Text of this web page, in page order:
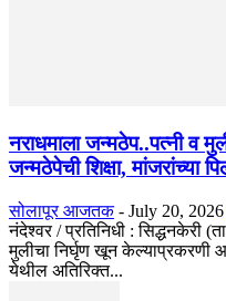
नराधमाला जन्मठेप..पत्नी व
जन्मठेपेची शिक्षा, मांजरांच्या
सोलापूर आजतक - July 20, 2026
नंदेश्वर / प्रतिनिधी : सिद्धनकेरी
मुलीचा निर्घृण खून केल्याप्रकरणी
येथील अतिरिक्त...